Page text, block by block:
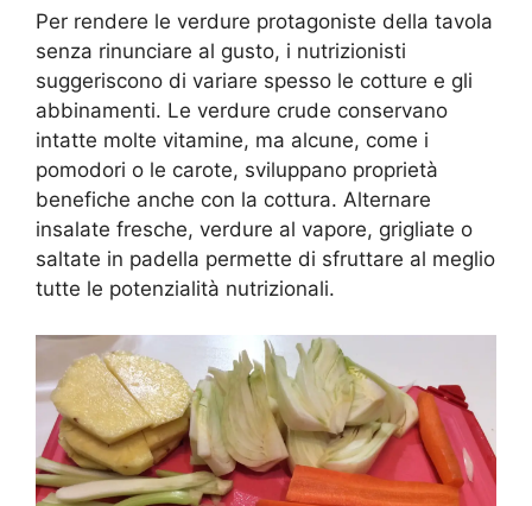
Per rendere le verdure protagoniste della tavola
senza rinunciare al gusto, i nutrizionisti
suggeriscono di variare spesso le cotture e gli
abbinamenti. Le verdure crude conservano
intatte molte vitamine, ma alcune, come i
pomodori o le carote, sviluppano proprietà
benefiche anche con la cottura. Alternare
insalate fresche, verdure al vapore, grigliate o
saltate in padella permette di sfruttare al meglio
tutte le potenzialità nutrizionali.